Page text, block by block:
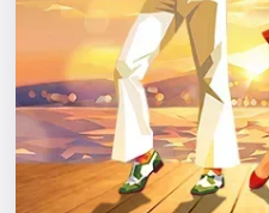
Площадки
Артисты
Рейтинги